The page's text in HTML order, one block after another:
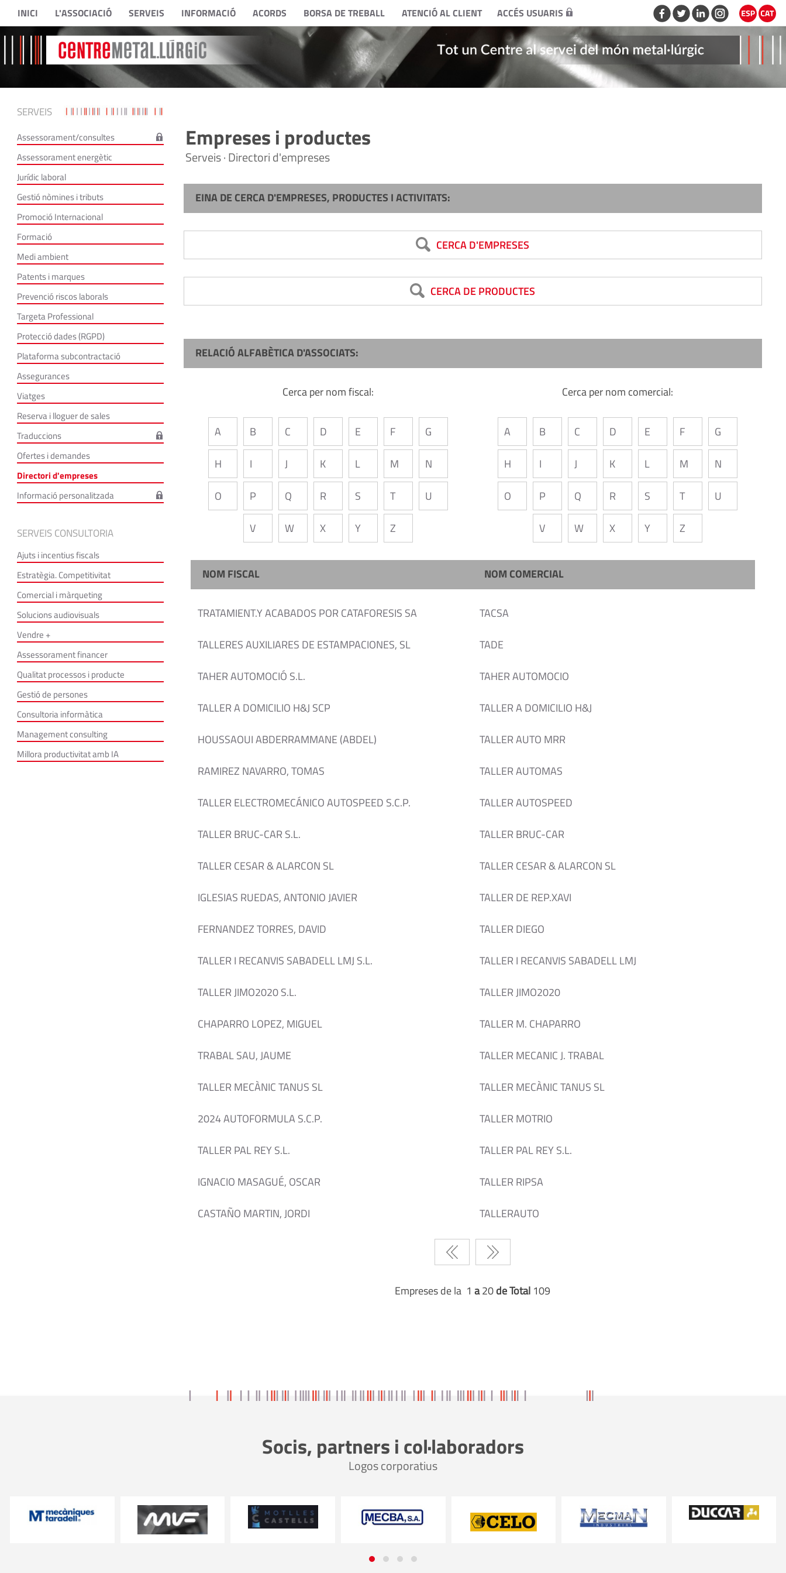
INICI L'ASSOCIACIÓ SERVEIS INFORMACIÓ ACORDS BORSA DE TREBALL ATENCIÓ AL CLIENT ACCÉS USUARIS
SERVEIS
Assessorament/consultes
Assessorament energètic
Jurídic laboral
Gestió nòmines i tributs
Promoció Internacional
Formació
Medi ambient
Patents i marques
Prevenció riscos laborals
Targeta Professional
Protecció dades (RGPD)
Plataforma subcontractació
Assegurances
Viatges
Reserva i lloguer de sales
Traduccions
Ofertes i demandes
Directori d'empreses
Informació personalitzada
SERVEIS CONSULTORIA
Ajuts i incentius fiscals
Estratègia. Competitivitat
Comercial i màrqueting
Solucions audiovisuals
Vendre +
Assessorament financer
Qualitat processos i producte
Gestió de persones
Consultoria informàtica
Management consulting
Millora productivitat amb IA
Empreses i productes
Serveis · Directori d'empreses
EINA DE CERCA D'EMPRESES, PRODUCTES I ACTIVITATS:
CERCA D'EMPRESES
CERCA DE PRODUCTES
RELACIÓ ALFABÈTICA D'ASSOCIATS:
Cerca per nom fiscal:
A B C D E F G
H I J K L M N
O P Q R S T U
V W X Y Z
Cerca per nom comercial:
A B C D E F G
H I J K L M N
O P Q R S T U
V W X Y Z
NOM FISCAL NOM COMERCIAL
TRATAMIENT.Y ACABADOS POR CATAFORESIS SA
TACSA
TALLERES AUXILIARES DE ESTAMPACIONES, SL
TADE
TAHER AUTOMOCIÓ S.L.
TAHER AUTOMOCIO
TALLER A DOMICILIO H&J SCP
TALLER A DOMICILIO H&J
HOUSSAOUI ABDERRAMMANE (ABDEL)
TALLER AUTO MRR
RAMIREZ NAVARRO, TOMAS
TALLER AUTOMAS
TALLER ELECTROMECÁNICO AUTOSPEED S.C.P.
TALLER AUTOSPEED
TALLER BRUC-CAR S.L.
TALLER BRUC-CAR
TALLER CESAR & ALARCON SL
TALLER CESAR & ALARCON SL
IGLESIAS RUEDAS, ANTONIO JAVIER
TALLER DE REP.XAVI
FERNANDEZ TORRES, DAVID
TALLER DIEGO
TALLER I RECANVIS SABADELL LMJ S.L.
TALLER I RECANVIS SABADELL LMJ
TALLER JIMO2020 S.L.
TALLER JIMO2020
CHAPARRO LOPEZ, MIGUEL
TALLER M. CHAPARRO
TRABAL SAU, JAUME
TALLER MECANIC J. TRABAL
TALLER MECÀNIC TANUS SL
TALLER MECÀNIC TANUS SL
2024 AUTOFORMULA S.C.P.
TALLER MOTRIO
TALLER PAL REY S.L.
TALLER PAL REY S.L.
IGNACIO MASAGUÉ, OSCAR
TALLER RIPSA
CASTAÑO MARTIN, JORDI
TALLERAUTO
Empreses de la 1a20de Total 109
Socis, partners i col·laboradors
Logos corporatius